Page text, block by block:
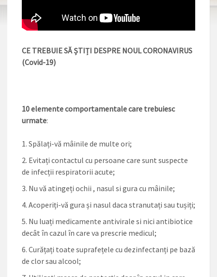
CE TREBUIE SĂ ȘTIȚI DESPRE NOUL CORONAVIRUS
(Covid-19)
10 elemente comportamentale care trebuiesc
urmate:
Spălați-vă mâinile de multe ori;
Evitați contactul cu persoane care sunt suspecte
de infecții respiratorii acute;
Nu vă atingeți ochii , nasul si gura cu mâinile;
Acoperiți-vă gura și nasul daca stranutați sau tușiți;
Nu luați medicamente antivirale si nici antibiotice
decât în cazul în care va prescrie medicul;
Curățați toate suprafețele cu dezinfectanți pe bază
de clor sau alcool;